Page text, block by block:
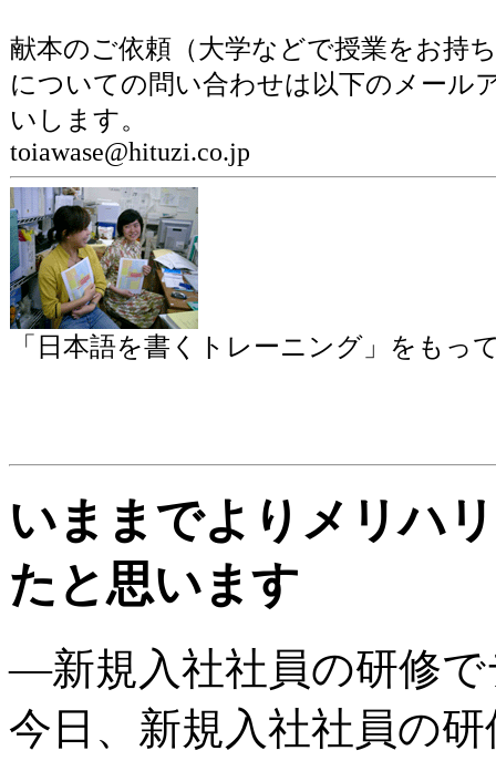
献本のご依頼（大学などで授業をお持
についての問い合わせは以下のメール
いします。
toiawase@hituzi.co.jp
「日本語を書くトレーニング」をもっ
いままでよりメリハ
たと思います
―新規入社社員の研修
今日、新規入社社員の